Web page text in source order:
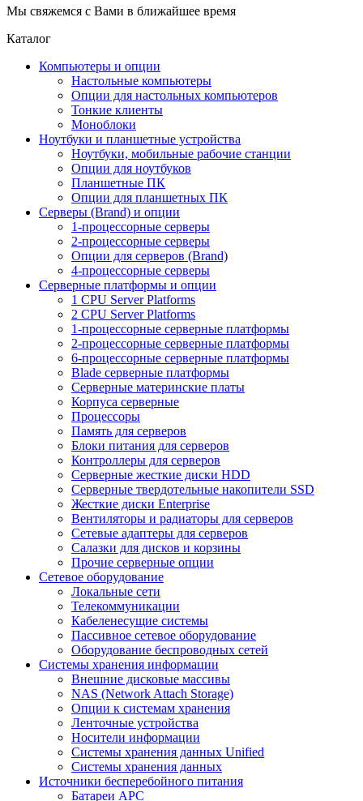
Мы свяжемся с Вами в ближайшее время
Каталог
Компьютеры и опции
Настольные компьютеры
Опции для настольных компьютеров
Тонкие клиенты
Моноблоки
Ноутбуки и планшетные устройства
Ноутбуки, мобильные рабочие станции
Опции для ноутбуков
Планшетные ПК
Опции для планшетных ПК
Серверы (Brand) и опции
1-процессорные серверы
2-процессорные серверы
Опции для серверов (Brand)
4-процессорные серверы
Серверные платформы и опции
1 CPU Server Platforms
2 CPU Server Platforms
1-процессорные серверные платформы
2-процессорные серверные платформы
6-процессорные серверные платформы
Blade серверные платформы
Серверные материнские платы
Корпуса серверные
Процессоры
Память для серверов
Блоки питания для серверов
Контроллеры для серверов
Серверные жесткие диски HDD
Серверные твердотельные накопители SSD
Жесткие диски Enterprise
Вентиляторы и радиаторы для серверов
Сетевые адаптеры для серверов
Салазки для дисков и корзины
Прочие серверные опции
Сетевое оборудование
Локальные сети
Телекоммуникации
Кабеленесущие системы
Пассивное сетевое оборудование
Оборудование беспроводных сетей
Системы хранения информации
Внешние дисковые массивы
NAS (Network Attach Storage)
Опции к системам хранения
Ленточные устройства
Носители информации
Системы хранения данных Unified
Системы хранения данных
Источники бесперебойного питания
Батареи APC